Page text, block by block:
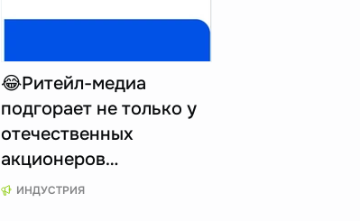
😂Ритейл-медиа
подгорает не только у
отечественных
акционеров…
ИНДУСТРИЯ